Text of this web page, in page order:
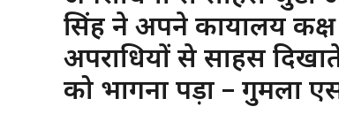
सिंह ने अपने कार्यालय
अपराधियों से साहस
को भागना पड़ा – गुमला